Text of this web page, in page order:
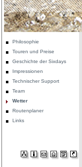
Philosophie
Touren und Preise
Geschichte der Sixdays
Impressionen
Technischer Support
Team
Wetter
Routenplaner
Links